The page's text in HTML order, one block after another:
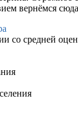
вернёмся
со средней